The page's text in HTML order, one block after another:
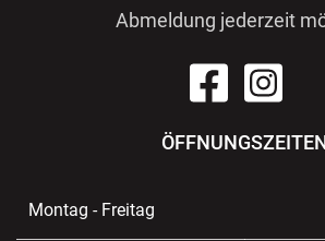
Abmeldung jederzeit
Montag - Freitag